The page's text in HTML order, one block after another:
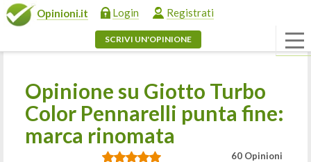
Opinioni.it Login Registrati
SCRIVI UN'OPINIONE
Opinione su Giotto Turbo
Color Pennarelli punta fine:
marca rinomata
60 Opinioni